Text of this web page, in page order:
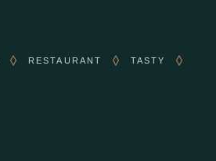
RESTAURANT TASTY